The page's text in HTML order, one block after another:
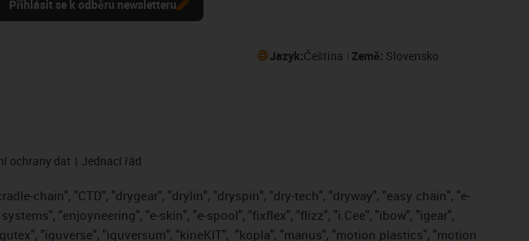
Přihlásit se k odběru newsletteru
Jazyk:Čeština Země: Slovensko
ochrany dat Jednací řád
chain", "CTD", "drygear", "drylin", "dryspin", "dry-tech", "dryway", "easy chain", "e-
"enjoyneering", "e-skin", "e-spool", "fixflex", "flizz", "i.Cee", "ibow", "igear",
"iguverse", "iguversum", "kineKIT", "kopla", "manus", "motion plastics", "motion